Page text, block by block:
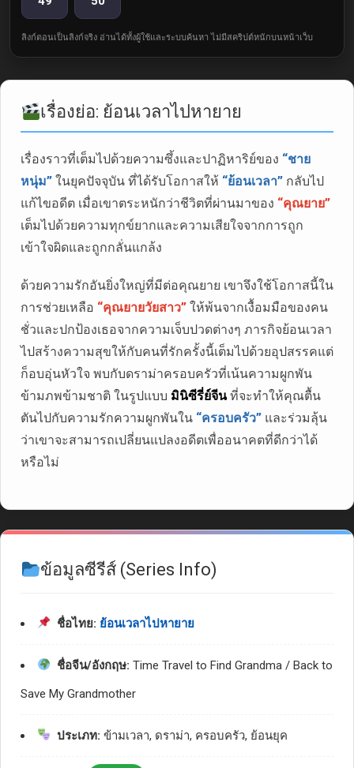
ลิงก์ตอนเป็นลิงก์จริง อ่านได้ทั้งผู้ใช้และระบบค้นหา ไม่มีสคริปต์หนักบนหน้าเว็บ
เรื่องย่อ: ย้อนเวลาไปหายาย
เรื่องราวที่เต็มไปด้วยความซึ้งและปาฏิหาริย์ของ “ชาย
หนุ่ม” ในยุคปัจจุบัน ที่ได้รับโอกาสให้ “ย้อนเวลา” กลับไป
แก้ไขอดีต เมื่อเขาตระหนักว่าชีวิตที่ผ่านมาของ “คุณยาย”
เต็มไปด้วยความทุกข์ยากและความเสียใจจากการถูก
เข้าใจผิดและถูกกลั่นแกล้ง
ด้วยความรักอันยิ่งใหญ่ที่มีต่อคุณยาย เขาจึงใช้โอกาสนี้ใน
การช่วยเหลือ “คุณยายวัยสาว” ให้พ้นจากเงื้อมมือของคน
ชั่วและปกป้องเธอจากความเจ็บปวดต่างๆ ภารกิจย้อนเวลา
ไปสร้างความสุขให้กับคนที่รักครั้งนี้เต็มไปด้วยอุปสรรคแต่
ก็อบอุ่นหัวใจ พบกับดราม่าครอบครัวที่เน้นความผูกพัน
ข้ามภพข้ามชาติ ในรูปแบบ มินิซีรี่ย์จีนที่จะทำให้คุณตื้น
ตันไปกับความรักความผูกพันใน “ครอบครัว” และร่วมลุ้น
ว่าเขาจะสามารถเปลี่ยนแปลงอดีตเพื่ออนาคตที่ดีกว่าได้
หรือไม่
ข้อมูลซีรีส์ (Series Info)
ชื่อไทย: ย้อนเวลาไปหายาย
ชื่อจีน/อังกฤษ: Time Travel to Find Grandma / Back to
Save My Grandmother
ประเภท: ข้ามเวลา, ดราม่า, ครอบครัว, ย้อนยุค